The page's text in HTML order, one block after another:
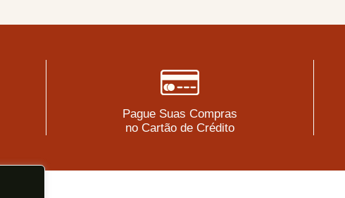
Pague Suas Compras
no Cartão de Crédito